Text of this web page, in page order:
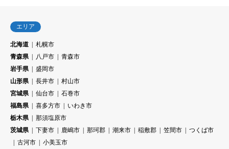
エリア
北海道
札幌市
青森県
八戸市
青森市
岩手県
盛岡市
山形県
長井市
村山市
宮城県
仙台市
石巻市
福島県
喜多方市
いわき市
栃木県
那須塩原市
茨城県
下妻市 鹿嶋市 那珂郡 潮来市 稲敷郡 笠間市
つくば市
古河市
小美玉市